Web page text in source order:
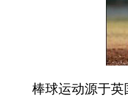
棒球运动源于英